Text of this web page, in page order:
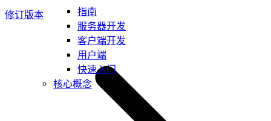
指南
服务器开发
客户端开发
用户端
快速入门
核心概念
修订版本